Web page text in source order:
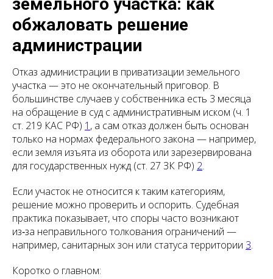
земельного участка: как
обжаловать решение
администрации
Отказ администрации в приватизации земельного
участка — это не окончательный приговор. В
большинстве случаев у собственника есть 3 месяца
на обращение в суд с административным иском (ч. 1
ст. 219 КАС РФ) 1 , а сам отказ должен быть основан
только на нормах федерального закона — например,
если земля изъята из оборота или зарезервирована
для государственных нужд (ст. 27 ЗК РФ) 2.
Если участок не относится к таким категориям,
решение можно проверить и оспорить. Судебная
практика показывает, что споры часто возникают
из‑за неправильного толкования ограничений —
например, санитарных зон или статуса территории 3.
Коротко о главном: